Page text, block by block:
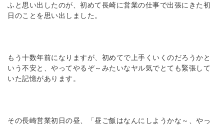
ふと思い出したのが、初めて長崎に営業の仕事で出張にきた初
日のことを思い出しました。
もう十数年前になりますが、初めてで上手くいくのだろうかと
いう不安と、やってやるぞ～みたいなヤル気でとても緊張して
いた記憶があります。
その長崎営業初日の昼、「昼ご飯はなんにしようかな～、やっ